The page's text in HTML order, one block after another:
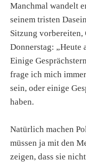
Manchmal wandelt
seinem tristen
Sitzung vorbereiten,
Donnerstag: „Heute
Einige
frage ich mich
sein, oder einige
haben.
Natürlich machen
müssen ja mit den
zeigen, dass sie